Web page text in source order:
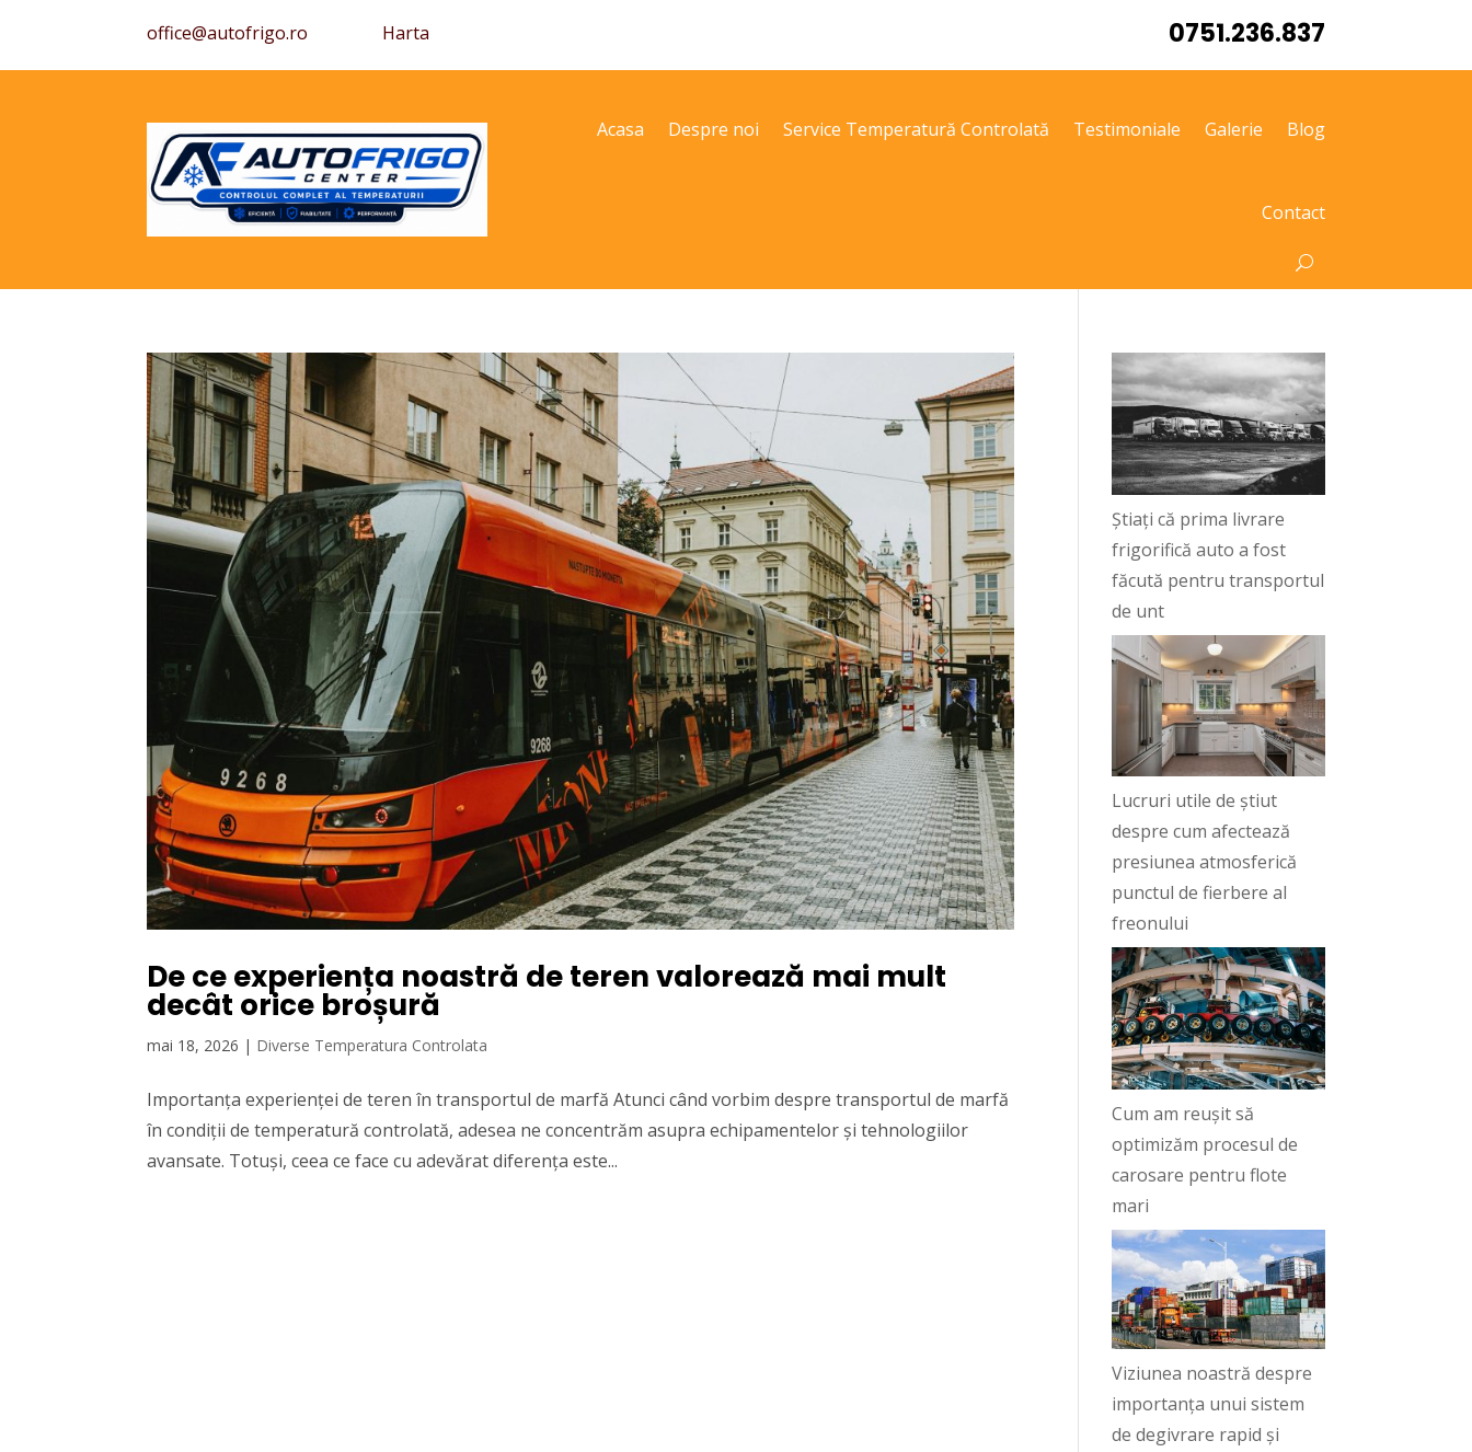
office@autofrigo.ro Harta 0751.236.837
Acasa Despre noi Service Temperatură Controlată Testimoniale Galerie Blog
Contact
De ce experiența noastră de teren valorează mai mult
decât orice broșură
mai 18, 2026 | Diverse Temperatura Controlata
Importanța experienței de teren în transportul de marfă Atunci când vorbim despre transportul de marfă
în condiții de temperatură controlată, adesea ne concentrăm asupra echipamentelor și tehnologiilor
avansate. Totuși, ceea ce face cu adevărat diferența este...
Știați că prima livrare
frigorifică auto a fost
făcută pentru transportul
de unt
Lucruri utile de știut
despre cum afectează
presiunea atmosferică
punctul de fierbere al
freonului
Cum am reușit să
optimizăm procesul de
carosare pentru flote
mari
Viziunea noastră despre
importanța unui sistem
de degivrare rapid și